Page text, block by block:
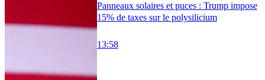
Panneaux solaires et puces : Trump impose
15% de taxes sur le polysilicium
13:58